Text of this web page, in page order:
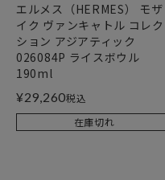
エルメス（HERMES） モザ
イク ヴァンキャトル コレク
ション アジアティック
026084P ライスボウル
190ml
¥29,260税込
在庫切れ